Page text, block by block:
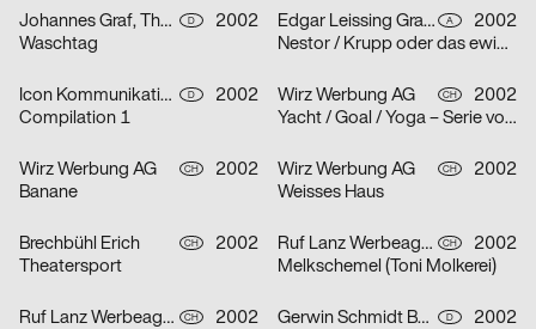
Johannes Graf, Thorsten Lehmann D
2002
Waschtag
Edgar Leissing Grafik Design A
2002
Nestor / Krupp oder das ewige Leben / Hartes Herz – Serie von drei Plakaten
Icon Kommunikationsdesign D
2002
Compilation 1
Wirz Werbung AG CH
2002
Yacht / Goal / Yoga – Serie von drei Plakaten
Wirz Werbung AG CH
2002
Banane
Wirz Werbung AG CH
2002
Weisses Haus
Brechbühl Erich CH
2002
Theatersport
Ruf Lanz Werbeagentur AG CH
2002
Melkschemel (Toni Molkerei)
Ruf Lanz Werbeagentur AG CH
2002
Gerwin Schmidt Büro für visuelle Gestaltung D
2002